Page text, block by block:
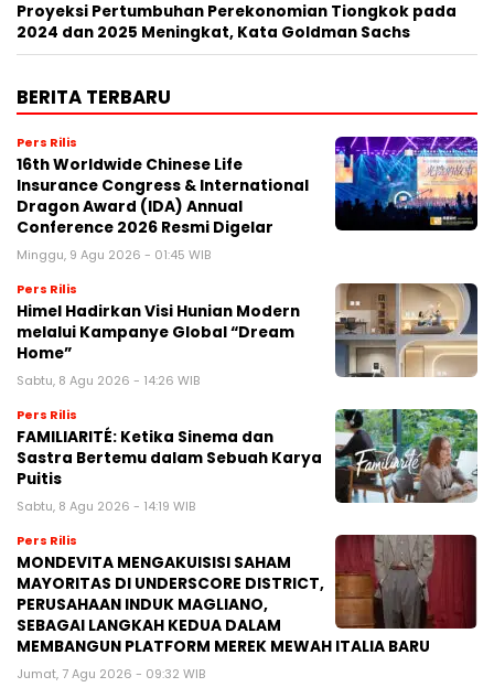
Proyeksi Pertumbuhan Perekonomian Tiongkok pada
2024 dan 2025 Meningkat, Kata Goldman Sachs
BERITA TERBARU
Pers Rilis
16th Worldwide Chinese Life
Insurance Congress & International
Dragon Award (IDA) Annual
Conference 2026 Resmi Digelar
Minggu, 9 Agu 2026 - 01:45 WIB
Pers Rilis
Himel Hadirkan Visi Hunian Modern
melalui Kampanye Global “Dream
Home”
Sabtu, 8 Agu 2026 - 14:26 WIB
Pers Rilis
FAMILIARITÉ: Ketika Sinema dan
Sastra Bertemu dalam Sebuah Karya
Puitis
Sabtu, 8 Agu 2026 - 14:19 WIB
Pers Rilis
MONDEVITA MENGAKUISISI SAHAM
MAYORITAS DI UNDERSCORE DISTRICT,
PERUSAHAAN INDUK MAGLIANO,
SEBAGAI LANGKAH KEDUA DALAM
MEMBANGUN PLATFORM MEREK MEWAH ITALIA BARU
Jumat, 7 Agu 2026 - 09:32 WIB